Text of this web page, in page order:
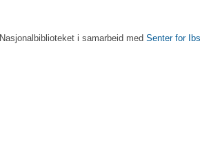
Nasjonalbiblioteket i samarbeid med Senter for